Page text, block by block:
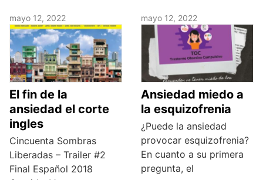
mayo 12, 2022
El fin de la
ansiedad el corte
ingles
Cincuenta Sombras
Liberadas – Trailer #2
Final Español 2018
mayo 12, 2022
Ansiedad miedo a
la esquizofrenia
¿Puede la ansiedad
provocar esquizofrenia?
En cuanto a su primera
pregunta, el